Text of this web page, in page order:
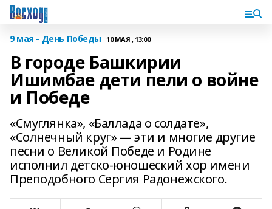
9 мая - День Победы 10 МАЯ , 13:00
В городе Башкирии
Ишимбае дети пели о войне
и Победе
«Смуглянка», «Баллада о солдате»,
«Солнечный круг» — эти и многие другие
песни о Великой Победе и Родине
исполнил детско-юношеский хор имени
Преподобного Сергия Радонежского.